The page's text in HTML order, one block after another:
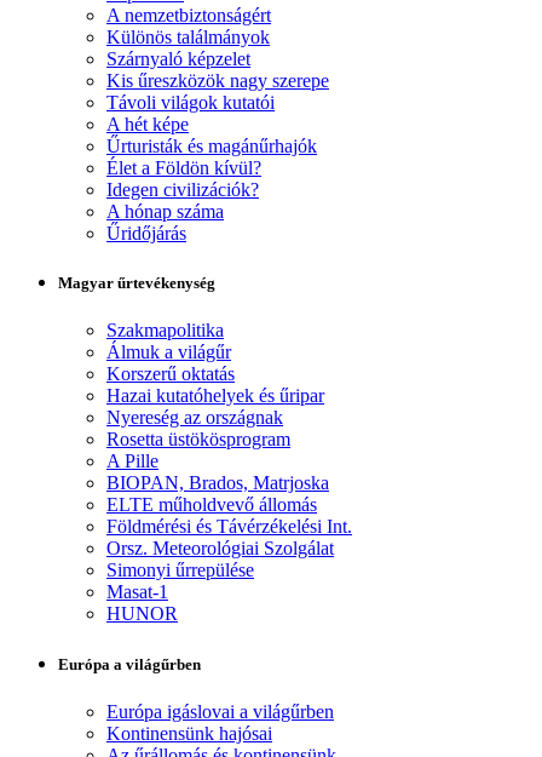
A nemzetbiztonságért
Különös találmányok
Szárnyaló képzelet
Kis űreszközök nagy szerepe
Távoli világok kutatói
A hét képe
Űrturisták és magánűrhajók
Élet a Földön kívül?
Idegen civilizációk?
A hónap száma
Űridőjárás
Magyar űrtevékenység
Szakmapolitika
Álmuk a világűr
Korszerű oktatás
Hazai kutatóhelyek és űripar
Nyereség az országnak
Rosetta üstökösprogram
A Pille
BIOPAN, Brados, Matrjoska
ELTE műholdvevő állomás
Földmérési és Távérzékelési Int.
Orsz. Meteorológiai Szolgálat
Simonyi űrrepülése
Masat-1
HUNOR
Európa a világűrben
Európa igáslovai a világűrben
Kontinensünk hajósai